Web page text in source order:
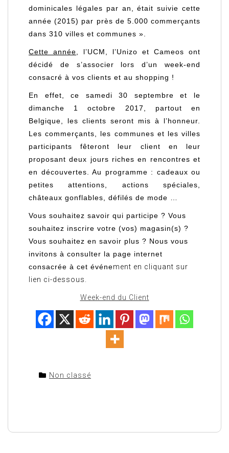
dominicales légales par an, était suivie cette
année (2015) par près de 5.000 commerçants
dans 310 villes et communes ».
Cette année , l’UCM, l’Unizo et Cameos ont
décidé de s’associer lors d’un week-end
consacré à vos clients et au shopping !
En effet,ce samedi 30 septembre et le
dimanche 1 octobre 2017,
partout en
Belgique, les clients seront mis à l’honneur.
Les commerçants, les communes et les villes
participants fêteront leur client en leur
proposant deux jours riches en rencontres et
en découvertes. Au programme : cadeaux ou
petites attentions, actions spéciales,
châteaux gonflables, défilés de mode …
Vous souhaitez savoir qui participe ? Vous
souhaitez inscrire votre (vos) magasin(s) ?
Vous souhaitez en savoir plus ? Nous vous
invitons à consulter la page internet
consacrée à cet événement en cliquant sur
lien ci-dessous.
Week-end du Client
Non classé